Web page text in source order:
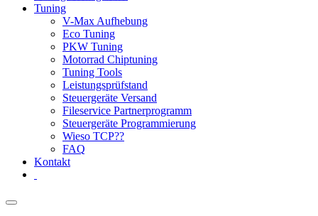
Tuning
V-Max Aufhebung
Eco Tuning
PKW Tuning
Motorrad Chiptuning
Tuning Tools
Leistungsprüfstand
Steuergeräte Versand
Fileservice Partnerprogramm
Steuergeräte Programmierung
Wieso TCP??
FAQ
Kontakt